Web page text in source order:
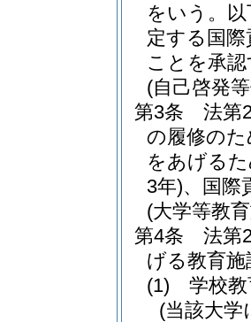
をいう。
定する国
ことを承
(自己啓発
第3条
法第
の履修の
をあげる
3年)、国際
(大学等教
第4条
法第
げる教育
(1)
学校
(当該大学